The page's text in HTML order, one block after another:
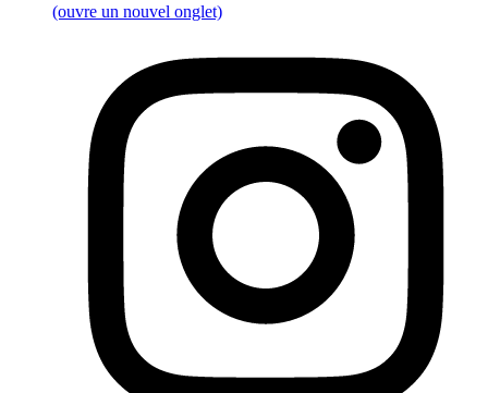
(ouvre un nouvel onglet)